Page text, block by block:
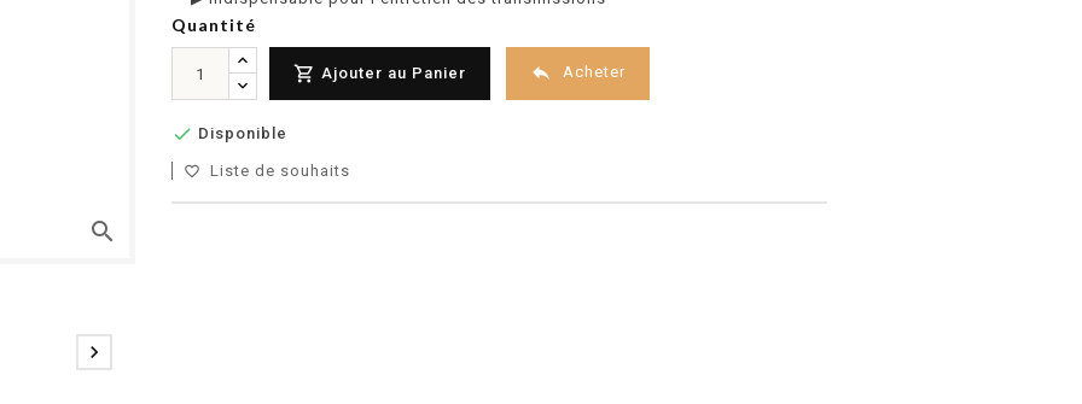
search

Quantité
 Ajouter au Panier  Acheter
 Disponible
favorite_border Liste de souhaits